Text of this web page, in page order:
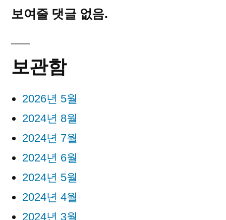
보여줄 댓글 없음.
보관함
2026년 5월
2024년 8월
2024년 7월
2024년 6월
2024년 5월
2024년 4월
2024년 3월